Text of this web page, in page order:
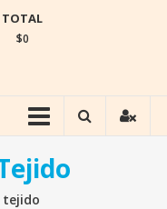
TOTAL
$0
tejido